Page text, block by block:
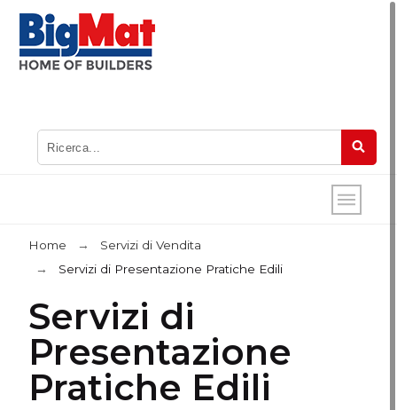
Home
Servizi di Vendita
Servizi di Presentazione Pratiche Edili
Servizi di
Presentazione
Pratiche Edili